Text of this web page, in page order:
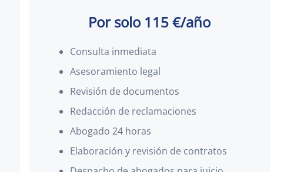
Por solo 115 €/año
Consulta inmediata
Asesoramiento legal
Revisión de documentos
Redacción de reclamaciones
Abogado 24 horas
Elaboración y revisión de contratos